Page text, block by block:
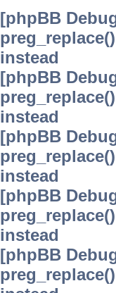
[phpBB
instead
[phpBB
instead
[phpBB
instead
[phpBB
instead
[phpBB